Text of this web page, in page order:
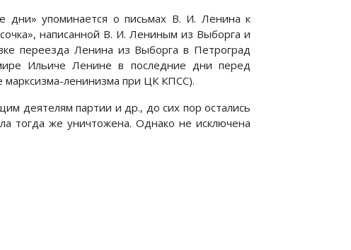
дни» упоминается о письмах В. И. Ленина к
написанной В. И. Лениным из Выборга и
переезда Ленина из Выборга в Петроград
Ильиче Ленине в последние дни перед
марксизма-ленинизма при ЦК КПСС).
деятелям партии и др., до сих пор остались
тогда же уничтожена. Однако не исключена